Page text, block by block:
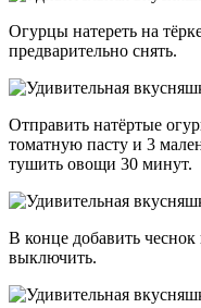
Огурцы натереть на
предварительно снять.
Отправить натёртые
томатную пасту и 3
тушить овощи 30 минут.
В конце добавить
выключить.